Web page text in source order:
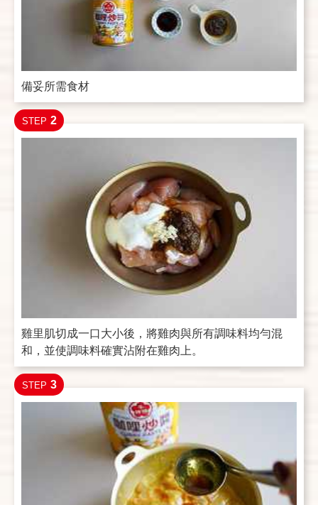
備妥所需食材
STEP 2
雞里肌切成一口大小後，將雞肉與所有調味料均勻混
和，並使調味料確實沾附在雞肉上。
STEP 3